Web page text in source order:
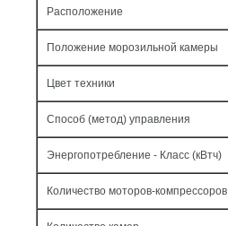
Расположение
Положение морозильной камеры
Цвет техники
Способ (метод) управления
Энергопотребление - Класс (кВтч)
Количество моторов-компрессоров